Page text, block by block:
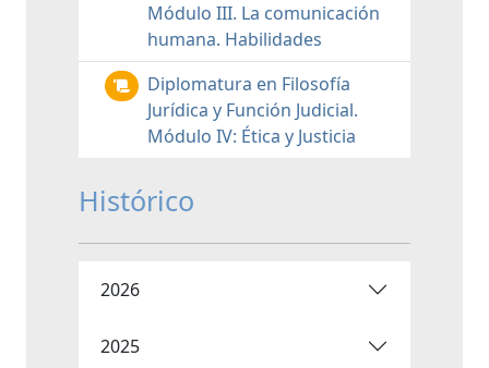
Módulo III. La comunicación
humana. Habilidades
Diplomatura en Filosofía
Jurídica y Función Judicial.
Módulo IV: Ética y Justicia
Histórico
2026
2025